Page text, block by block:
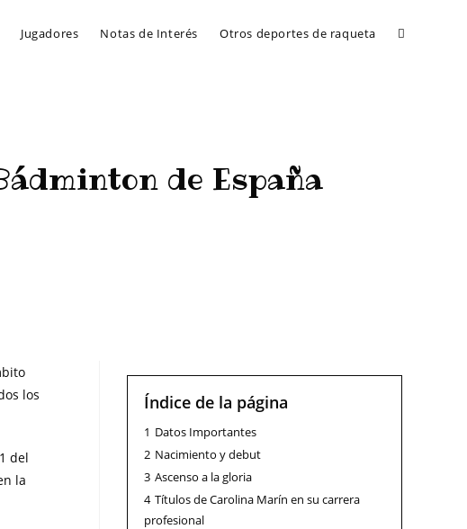
Jugadores Notas de Interés Otros deportes de raqueta
de España
los
del
la
Índice de la página
1 Datos Importantes
2 Nacimiento y debut
3 Ascenso a la gloria
4 Títulos de Carolina Marín en su carrera
profesional